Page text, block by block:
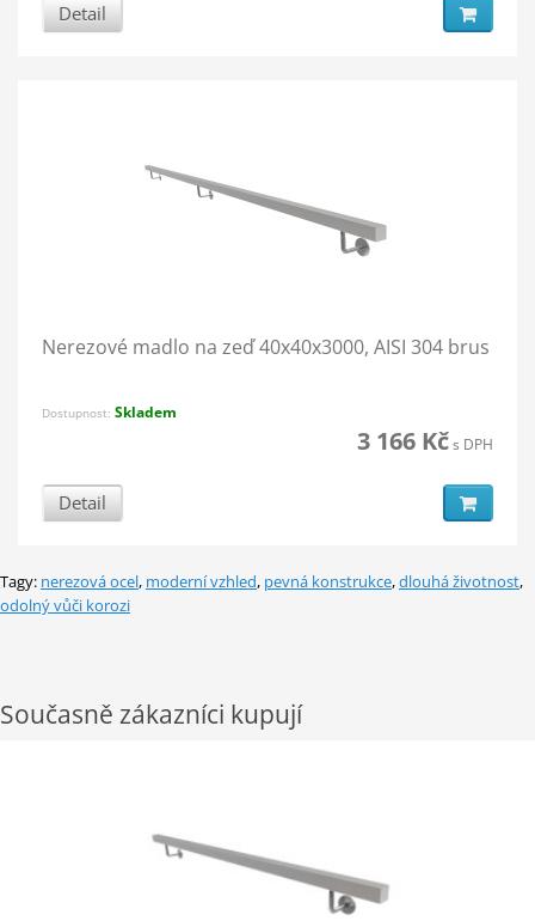
Detail
Nerezové madlo na zeď 40x40x3000, AISI 304 brus
Dostupnost: Skladem
3 166 Kčs DPH
Detail
Tagy: nerezová ocel, moderní vzhled, pevná konstrukce,dlouhá životnost,
odolný vůči korozi
Současně zákazníci kupují